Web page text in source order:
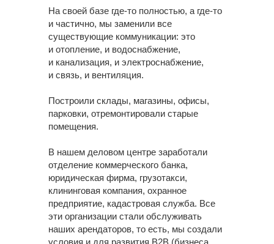
На своей базе где-то полностью, а где-то
и частично, мы заменили все
существующие коммуникации: это
и отопление, и водоснабжение,
и канализация, и электроснабжение,
и связь, и вентиляция.
Построили склады, магазины, офисы,
парковки, отремонтировали старые
помещения.
В нашем деловом центре заработали
отделение коммерческого банка,
юридическая фирма, грузотакси,
клининговая компания, охранное
предприятие, кадастровая служба. Все
эти организации стали обслуживать
наших арендаторов, то есть, мы создали
условия и для развития B2B (бизнеса